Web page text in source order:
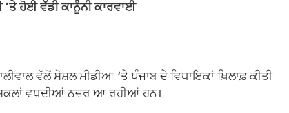
‘ਤੇ ਹੋਈ ਵੱਡੀ ਕਾਨੂੰਨੀ ਕਾਰਵਾਈ
ਵੱਲੋਂ ਸੋਸ਼ਲ ਮੀਡੀਆ ‘ਤੇ ਪੰਜਾਬ ਦੇ ਵਿਧਾਇਕਾਂ ਖ਼ਿਲਾਫ਼ ਕੀਤੀ
ਵਧਦੀਆਂ ਨਜ਼ਰ ਆ ਰਹੀਆਂ ਹਨ।